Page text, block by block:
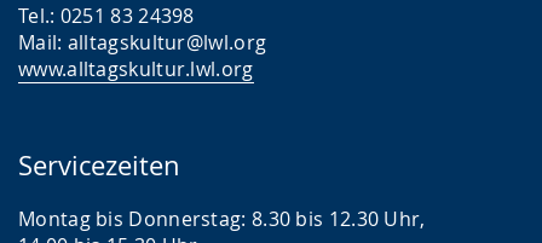
Tel.: 0251 83 24398
Mail: alltagskultur@lwl.org
www.alltagskultur.lwl.org
Servicezeiten
Montag bis Donnerstag: 8.30 bis 12.30 Uhr,